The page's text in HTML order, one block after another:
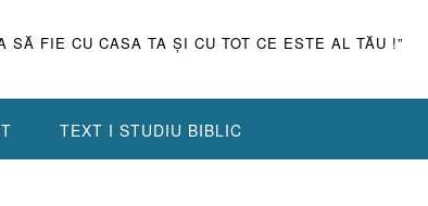
FIE CU CASA TA ŞI CU TOT CE ESTE AL TĂU !”
TEXT I STUDIU BIBLIC